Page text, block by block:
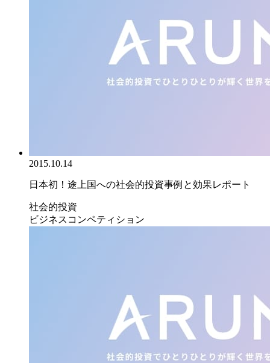
2015.10.14
日本初！途上国への社会的投資事例と効果レポート
社会的投資
ビジネスコンペティション